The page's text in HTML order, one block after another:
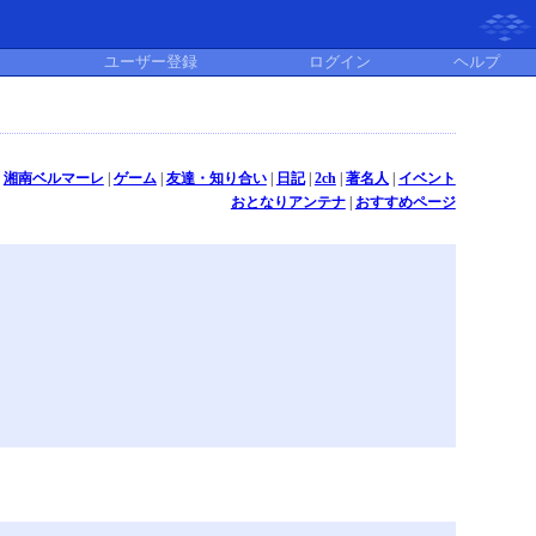
ユーザー登録 ログイン ヘルプ
湘南ベルマーレ ゲーム| 友達・知り合い| 日記| 2ch| 著名人
イベント
おとなりアンテナ| おすすめページ